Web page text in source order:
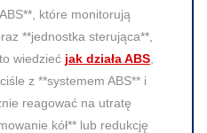
które monitorują
**jednostka sterująca**,
wiedzieć jak działa ABS
z **systemem ABS** i
reagować na utratę
kół** lub redukcję